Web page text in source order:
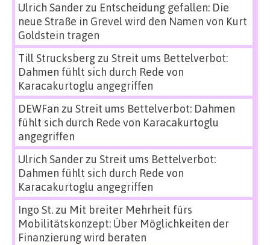
Ulrich Sanderzu Entscheidung gefallen: Die
neue Straße in Grevel wird den Namen von Kurt
Goldstein tragen
Till Strucksbergzu Streit ums Bettelverbot:
Dahmen fühlt sich durch Rede von
Karacakurtoglu angegriffen
DEWFan zu Streit ums Bettelverbot: Dahmen
fühlt sich durch Rede von Karacakurtoglu
angegriffen
Ulrich Sanderzu Streit ums Bettelverbot:
Dahmen fühlt sich durch Rede von
Karacakurtoglu angegriffen
Ingo St.zu Mit breiter Mehrheit fürs
Mobilitätskonzept: Über Möglichkeiten der
Finanzierung wird beraten